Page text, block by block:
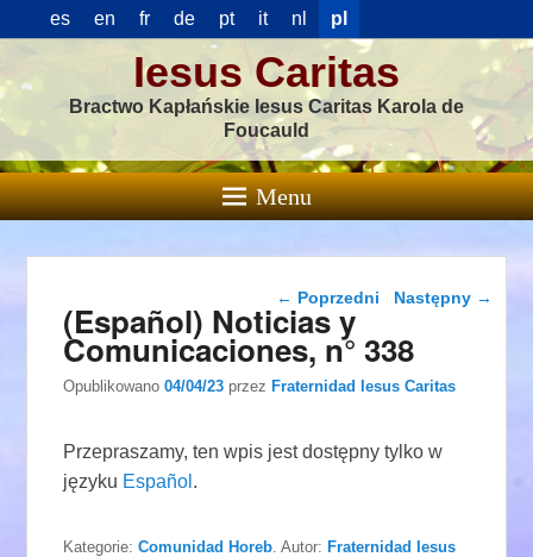
es en fr de pt it nl pl
Iesus Caritas
Bractwo Kapłańskie Iesus Caritas Karola de
Foucauld
Menu
Nawigacja wpisu
← Poprzedni Następny →
(Español) Noticias y
Comunicaciones, n° 338
Opublikowano04/04/23 przezFraternidad Iesus Caritas
Przepraszamy, ten wpis jest dostępny tylko w
języku Español .
Kategorie:Comunidad Horeb . Autor:Fraternidad Iesus